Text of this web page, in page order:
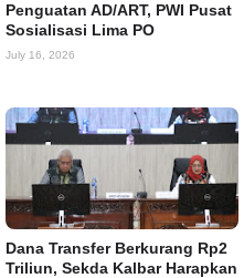
Penguatan AD/ART, PWI Pusat
Sosialisasi Lima PO
July 16, 2026
Dana Transfer Berkurang Rp2
Triliun, Sekda Kalbar Harapkan